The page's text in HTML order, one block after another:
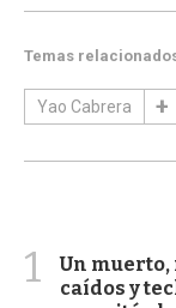
Temas
Yao Cabrera
1
Un
caídos y